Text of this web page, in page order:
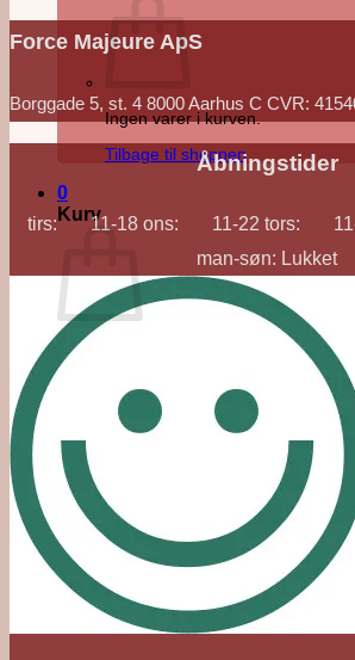
Ingen varer i kurven.
Tilbage til shoppen
0
Kurv
Ingen varer i kurven.
Tilbage til shoppen
Force Majeure ApS
Borggade 5, st. 4 8000 Aarhus C CVR:
Åbningstider
tirs: 11-18 ons: 11-22 tors: 11-
man-søn: Lukket